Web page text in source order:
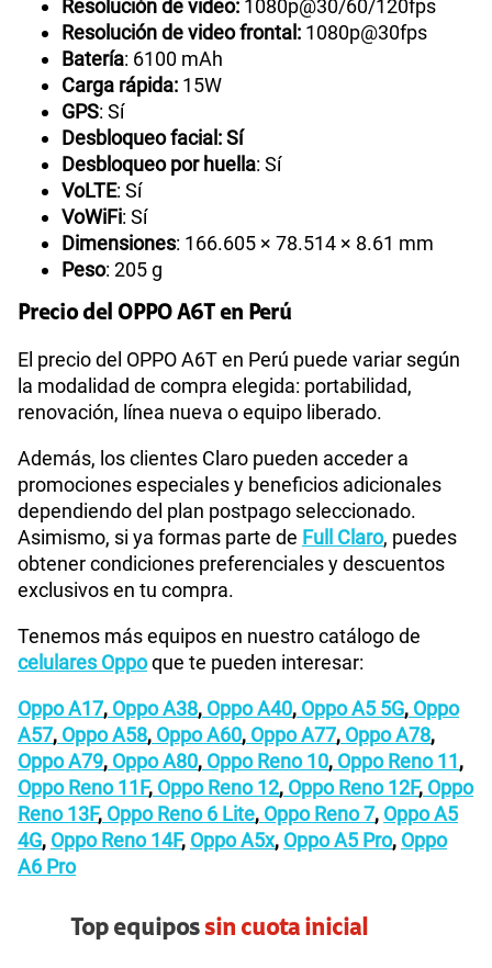
Resolución de video: 1080p@30/60/120fps
Resolución de video frontal: 1080p@30fps
Batería: 6100 mAh
Carga rápida: 15W
GPS: Sí
Desbloqueo facial: Sí
Desbloqueo por huella: Sí
VoLTE: Sí
VoWiFi: Sí
Dimensiones: 166.605 × 78.514 × 8.61 mm
Peso: 205 g
Precio del OPPO A6T en Perú
El precio del OPPO A6T en Perú puede variar según
la modalidad de compra elegida: portabilidad,
renovación, línea nueva o equipo liberado.
Además, los clientes Claro pueden acceder a
promociones especiales y beneficios adicionales
dependiendo del plan postpago seleccionado.
Asimismo, si ya formas parte de Full Claro, puedes
obtener condiciones preferenciales y descuentos
exclusivos en tu compra.
Tenemos más equipos en nuestro catálogo de
celulares Oppoque te pueden interesar:
Oppo A17, Oppo A38, Oppo A40, Oppo A5 5G, Oppo
A57, Oppo A58, Oppo A60, Oppo A77, Oppo A78,
Oppo A79, Oppo A80, Oppo Reno 10, Oppo Reno 11,
Oppo Reno 11F, Oppo Reno 12, Oppo Reno 12F, Oppo
Reno 13F, Oppo Reno 6 Lite, Oppo Reno 7, Oppo A5
4G, Oppo Reno 14F, Oppo A5x, Oppo A5 Pro, Oppo
A6 Pro
Top equipossin cuota inicial